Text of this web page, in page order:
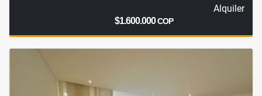
Alquiler
$1.600.000COP